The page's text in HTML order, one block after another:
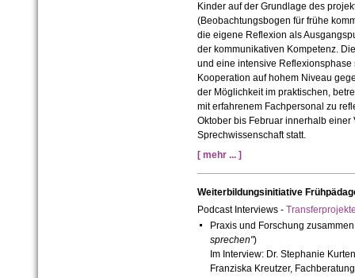
Kinder auf der Grundlage des
(Beobachtungsbogen für frühe
die eigene Reflexion als
der kommunikativen Kompetenz.
und eine intensive
Kooperation auf hohem Niveau
der Möglichkeit im praktischen,
mit erfahrenem Fachpersonal zu
Oktober bis Februar innerhalb
Sprechwissenschaft statt.
[ mehr ... ]
Weiterbildungsinitiative
Podcast Interviews -
Praxis und Forschung
sprechen")
Im Interview: Dr. Stephanie
Franziska Kreutzer,